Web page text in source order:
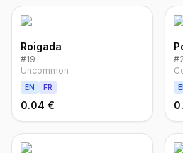
Roigada
#19
Uncommon
EN FR
0.04 €
#